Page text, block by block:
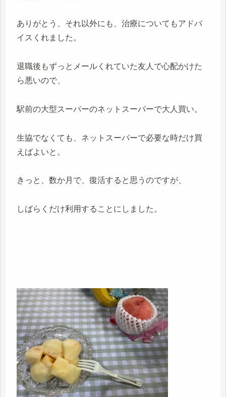
ありがとう、それ以外にも、治療についてもアドバ
イスくれました。
退職後もずっとメールくれていた友人で心配かけた
ら悪いので、
駅前の大型スーパーのネットスーパーで大人買い。
生協でなくても、ネットスーパーで必要な時だけ買
えばよいと。
きっと、数か月で、復活すると思うのですが、
しばらくだけ利用することにしました。